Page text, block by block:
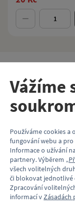
Tato tramvaj typu T3
samolepce je náš
Tatra Smíchov. Čím je
vyrobenou tramvaj
Československo
dokonce i zapsán v
V provozu byla T3 od
jezdila do roku 1984.
vyzdobit své okolí.
z PVC a lamina.
Vlastnosti
Vážíme
Používáme cookies
fungování webu a
Informace o užívání
partnery. Výběrem „
všech volitelných
či blokovat jednotlivé
Zpracování
informací v Zásadách